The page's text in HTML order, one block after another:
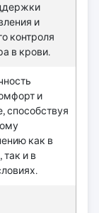
и
контроля
в крови.
и
способствуя
как в
так и в